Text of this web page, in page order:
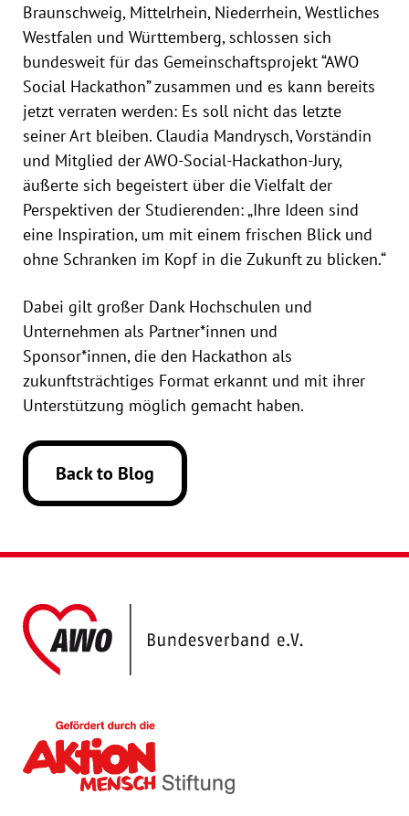
Braunschweig, Mittelrhein, Niederrhein, Westliches
Westfalen und Württemberg, schlossen sich
bundesweit für das Gemeinschaftsprojekt “AWO
Social Hackathon” zusammen und es kann bereits
jetzt verraten werden: Es soll nicht das letzte
seiner Art bleiben. Claudia Mandrysch, Vorständin
und Mitglied der AWO-Social-Hackathon-Jury,
äußerte sich begeistert über die Vielfalt der
Perspektiven der Studierenden: „Ihre Ideen sind
eine Inspiration, um mit einem frischen Blick und
ohne Schranken im Kopf in die Zukunft zu blicken.“
Dabei gilt großer Dank Hochschulen und
Unternehmen als Partner*innen und
Sponsor*innen, die den Hackathon als
zukunftsträchtiges Format erkannt und mit ihrer
Unterstützung möglich gemacht haben.
Back to Blog